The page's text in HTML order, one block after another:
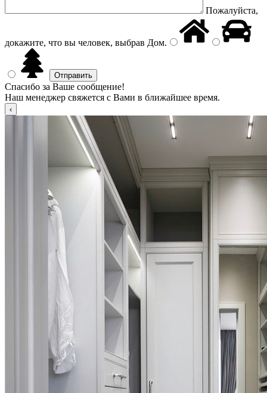
Пожалуйста,
докажите, что вы человек, выбрав Дом.
Спасибо за Ваше сообщение!
Наш менеджер свяжется с Вами в ближайшее время.